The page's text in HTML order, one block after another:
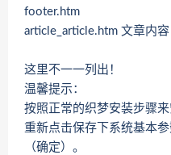
footer.htm
article_article.htm 文章内容
这里不一一列出！
温馨提示：
按照正常的织梦安装步骤
重新点击保存下系统基本
（确定）。